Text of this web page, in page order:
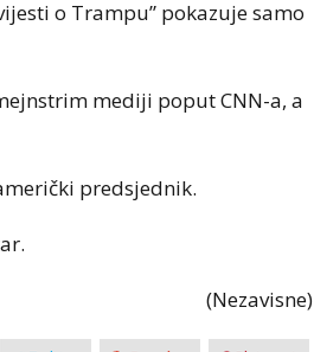
o Trampu” pokazuje samo
mediji poput CNN-a, a
predsjednik.
(Nezavisne)